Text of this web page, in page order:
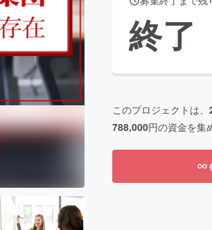
GoodCAMPFIRE Creation
納税machi-ya 終了
このプロジェクトは、
788,000円の資金を集